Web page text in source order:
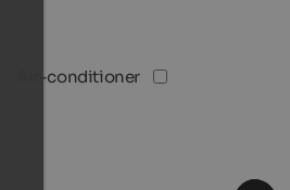
Air-conditioner